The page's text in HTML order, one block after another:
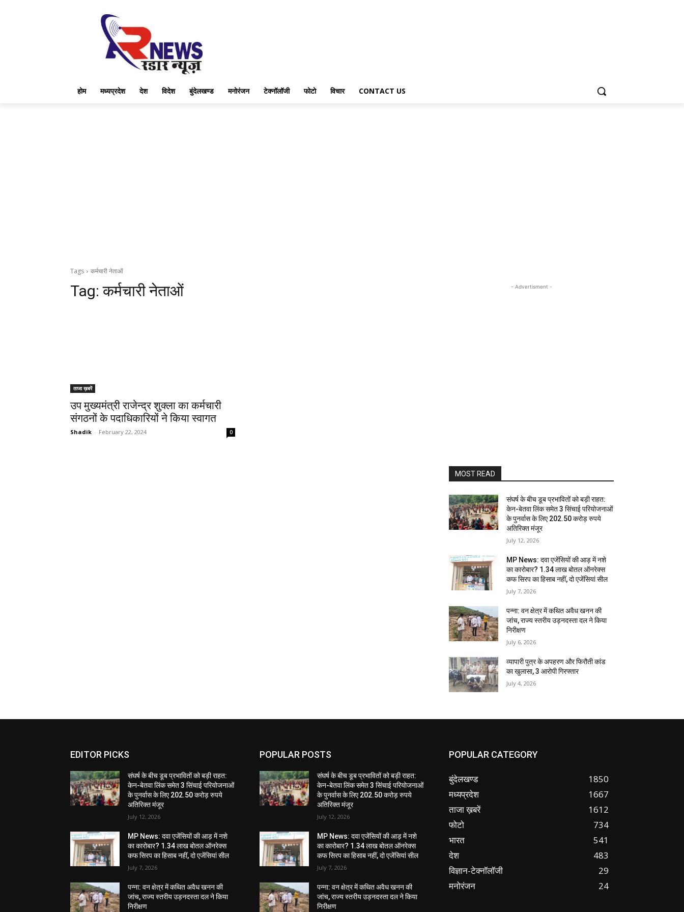
होम मध्यप्रदेश देश विदेश बुंदेलखण्ड मनोरंजन टेक्नॉलॉजी फोटो विचार CONTACT US
Tags कर्मचारी नेताओं
Tag:कर्मचारी नेताओं
ताजा ख़बरें
उप मुख्यमंत्री राजेन्द्र शुक्ला का कर्मचारी
संगठनों के पदाधिकारियों ने किया स्वागत
Shadik - February 22, 2024 0
- Advertisment -
MOST READ
संघर्ष के बीच डूब प्रभावितों को बड़ी राहत:
केन-बेतवा लिंक समेत 3 सिंचाई परियोजनाओं
के पुनर्वास के लिए 202.50 करोड़ रुपये
अतिरिक्त मंजूर
July 12, 2026
MP News: दवा एजेंसियों की आड़ में नशे
का कारोबार? 1.34 लाख बोतल ऑनरेक्स
कफ सिरप का हिसाब नहीं, दो एजेंसियां सील
July 7, 2026
पन्ना: वन क्षेत्र में कथित अवैध खनन की
जांच, राज्य स्तरीय उड़नदस्ता दल ने किया
निरीक्षण
July 6, 2026
व्यापारी पुत्र के अपहरण और फिरौती कांड
का खुलासा, 3 आरोपी गिरफ्तार
July 4, 2026
EDITOR PICKS
संघर्ष के बीच डूब प्रभावितों को बड़ी राहत:
केन-बेतवा लिंक समेत 3 सिंचाई परियोजनाओं
के पुनर्वास के लिए 202.50 करोड़ रुपये
अतिरिक्त मंजूर
July 12, 2026
MP News: दवा एजेंसियों की आड़ में नशे
का कारोबार? 1.34 लाख बोतल ऑनरेक्स
कफ सिरप का हिसाब नहीं, दो एजेंसियां सील
July 7, 2026
पन्ना: वन क्षेत्र में कथित अवैध खनन की
जांच, राज्य स्तरीय उड़नदस्ता दल ने किया
निरीक्षण
POPULAR POSTS
संघर्ष के बीच डूब प्रभावितों को बड़ी राहत:
केन-बेतवा लिंक समेत 3 सिंचाई परियोजनाओं
के पुनर्वास के लिए 202.50 करोड़ रुपये
अतिरिक्त मंजूर
July 12, 2026
MP News: दवा एजेंसियों की आड़ में नशे
का कारोबार? 1.34 लाख बोतल ऑनरेक्स
कफ सिरप का हिसाब नहीं, दो एजेंसियां सील
July 7, 2026
पन्ना: वन क्षेत्र में कथित अवैध खनन की
जांच, राज्य स्तरीय उड़नदस्ता दल ने किया
निरीक्षण
POPULAR CATEGORY
बुंदेलखण्ड
1850
मध्यप्रदेश
1667
ताजा ख़बरें
1612
फोटो
734
भारत
541
देश
483
विज्ञान-टेक्नॉलॉजी
29
मनोरंजन
24